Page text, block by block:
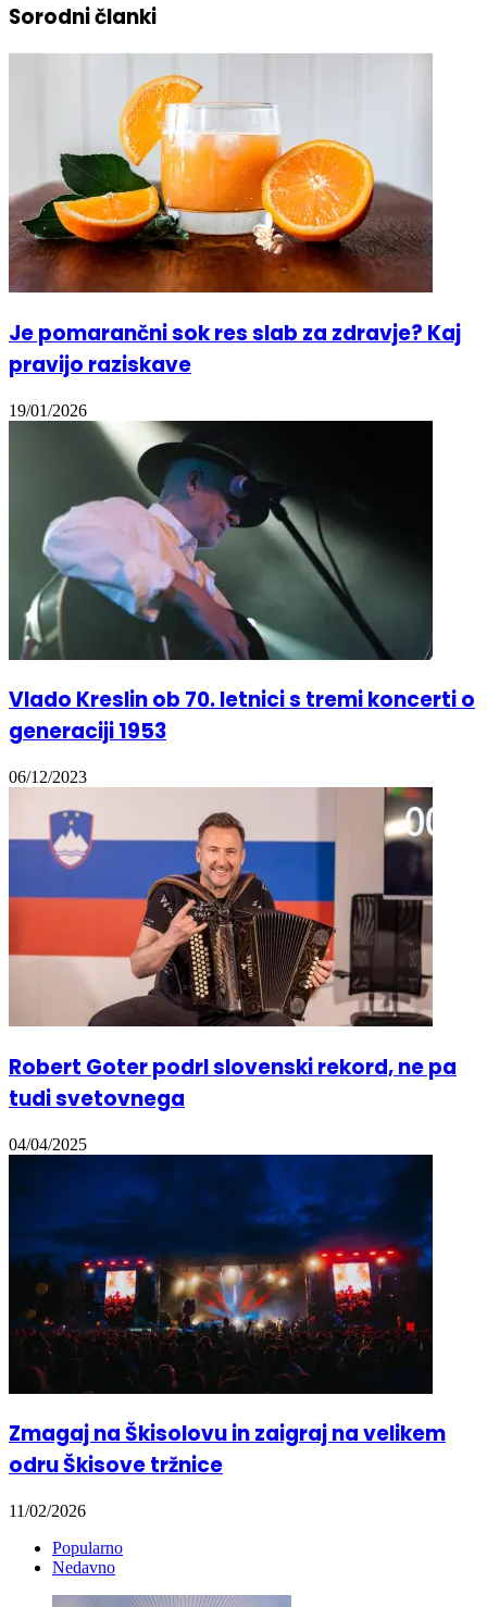
Sorodni članki
Je pomarančni sok res slab za zdravje? Kaj
pravijo raziskave
19/01/2026
Vlado Kreslin ob 70. letnici s tremi koncerti o
generaciji 1953
06/12/2023
Robert Goter podrl slovenski rekord, ne pa
tudi svetovnega
04/04/2025
Zmagaj na Škisolovu in zaigraj na velikem
odru Škisove tržnice
11/02/2026
Popularno
Nedavno